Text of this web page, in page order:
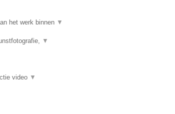
het werk binnen ▼
▼
video ▼